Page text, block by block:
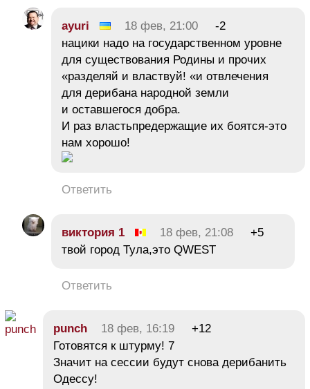
ayuri 18 фев, 21:00
-2
нацики надо на государственном уровне
для существования Родины и прочих
«разделяй и властвуй! «и отвлечения
для дерибана народной земли
и оставшегося добра.
И раз властьпредержащие их боятся-это
нам хорошо!
Ответить
виктория 1 18 фев, 21:08
+5
твой город Тула,это QWEST
Ответить
punch 18 фев, 16:19
+12
Готовятся к штурму! 7
Значит на сессии будут снова дерибанить
Одессу!